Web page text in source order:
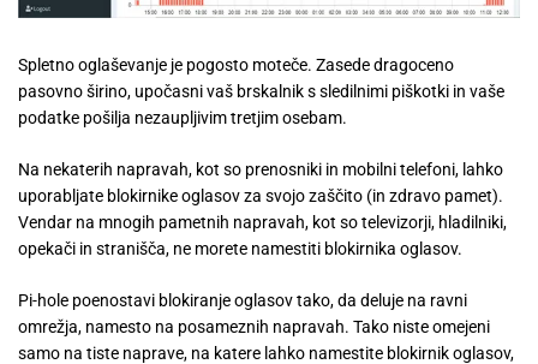
Spletno oglaševanje je pogosto moteče. Zasede dragoceno
pasovno širino, upočasni vaš brskalnik s sledilnimi piškotki in vaše
podatke pošilja nezaupljivim tretjim osebam.
Na nekaterih napravah, kot so prenosniki in mobilni telefoni, lahko
uporabljate blokirnike oglasov za svojo zaščito (in zdravo pamet).
Vendar na mnogih pametnih napravah, kot so televizorji, hladilniki,
opekači in stranišča, ne morete namestiti blokirnika oglasov.
Pi-hole poenostavi blokiranje oglasov tako, da deluje na ravni
omrežja, namesto na posameznih napravah. Tako niste omejeni
samo na tiste naprave, na katere lahko namestite blokirnik oglasov,